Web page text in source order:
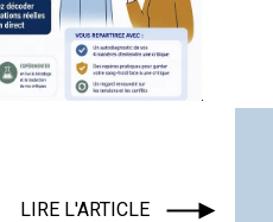
LIRE L'ARTICLE